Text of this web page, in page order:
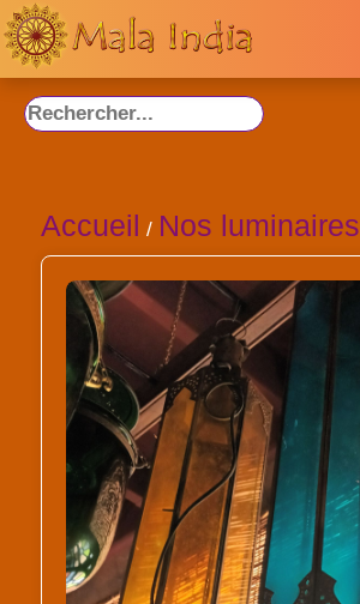
Accueil / Nos luminaires